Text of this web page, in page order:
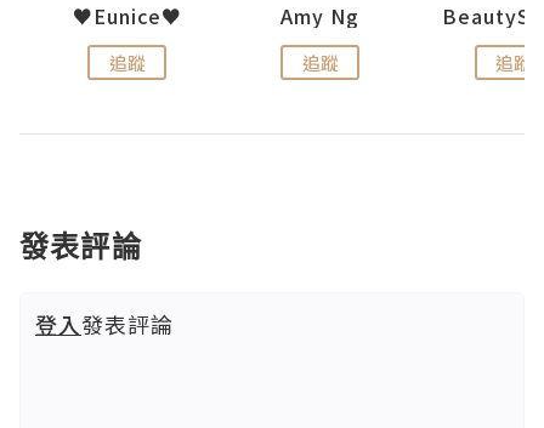
♥Eunice♥
追蹤
Amy Ng
追蹤 追蹤
發表評論
登入發表評論